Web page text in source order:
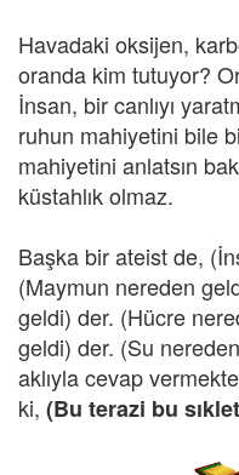
Havadaki oksijen,
oranda kim tutuyor?
İnsan, bir canlıyı
ruhun mahiyetini bile
mahiyetini anlatsın
küstahlık olmaz.
Başka bir ateist de,
(Maymun nereden
geldi) der. (Hücre
geldi) der. (Su
aklıyla cevap
ki, (Bu terazi bu